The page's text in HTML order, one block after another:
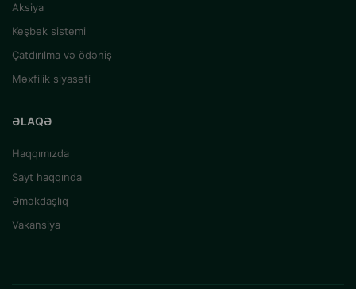
Aksiya
Keşbek sistemi
Çatdırılma və ödəniş
Məxfilik siyasəti
ƏLAQƏ
Haqqımızda
Sayt haqqında
Əməkdaşlıq
Vakansiya